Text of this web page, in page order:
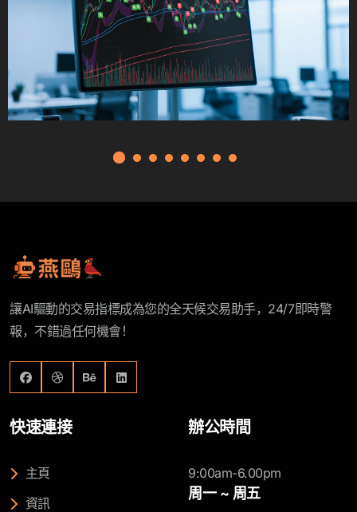
讓AI驅動的交易指標成為您的全天候交易助手，24/7即時警
報，不錯過任何機會！
快速連接
主頁
資訊
辦公時間
9:00am-6.00pm
周一 ~ 周五